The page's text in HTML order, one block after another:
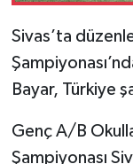
Sivas’ta
Bayar, Türkiye
Genç A/B
Şampiyonası